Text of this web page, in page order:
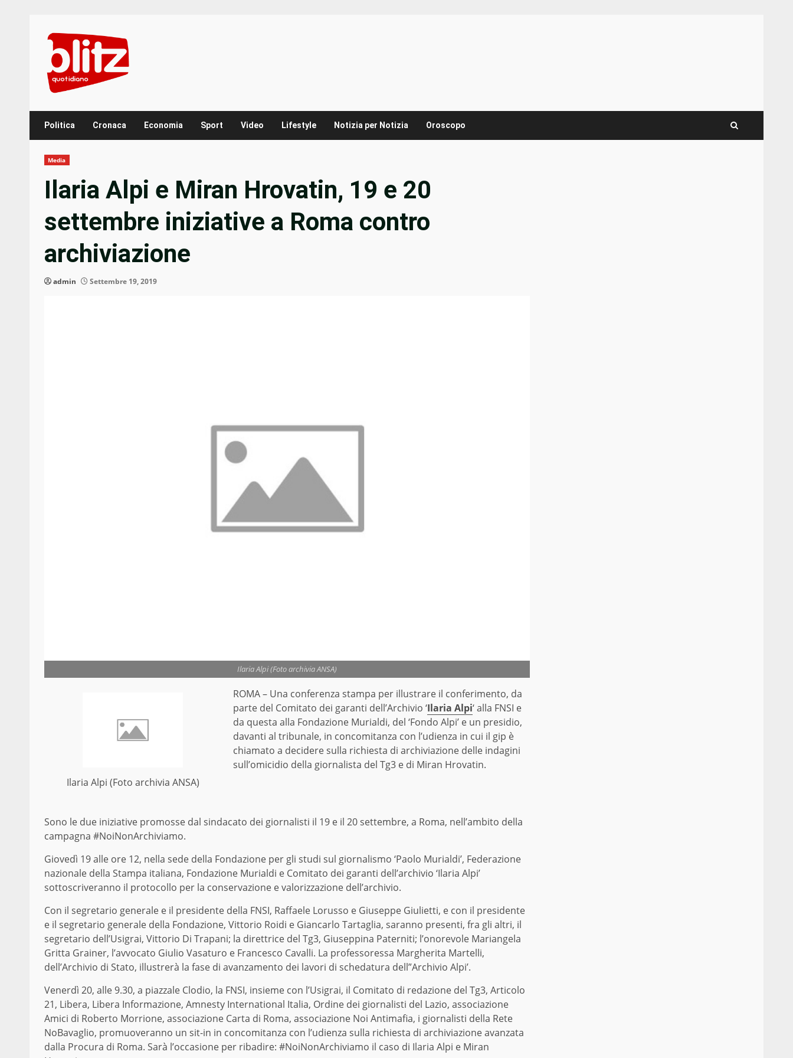
content
Politica Cronaca Economia Sport Video Lifestyle Notizia per Notizia Oroscopo
Media
Ilaria Alpi e Miran Hrovatin, 19 e 20
settembre iniziative a Roma contro
archiviazione
admin Settembre 19, 2019
Ilaria Alpi (Foto archivia ANSA)
Ilaria Alpi (Foto archivia ANSA)
ROMA – Una conferenza stampa per illustrare il conferimento, da
parte del Comitato dei garanti dell’Archivio ‘Ilaria Alpi‘ alla FNSI e
da questa alla Fondazione Murialdi, del ‘Fondo Alpi’ e un presidio,
davanti al tribunale, in concomitanza con l’udienza in cui il gip è
chiamato a decidere sulla richiesta di archiviazione delle indagini
sull’omicidio della giornalista del Tg3 e di Miran Hrovatin.
Sono le due iniziative promosse dal sindacato dei giornalisti il 19 e il 20 settembre, a Roma, nell’ambito della
campagna #NoiNonArchiviamo.
Giovedì 19 alle ore 12, nella sede della Fondazione per gli studi sul giornalismo ‘Paolo Murialdi’, Federazione
nazionale della Stampa italiana, Fondazione Murialdi e Comitato dei garanti dell’archivio ‘Ilaria Alpi’
sottoscriveranno il protocollo per la conservazione e valorizzazione dell’archivio.
Con il segretario generale e il presidente della FNSI, Raffaele Lorusso e Giuseppe Giulietti, e con il presidente
e il segretario generale della Fondazione, Vittorio Roidi e Giancarlo Tartaglia, saranno presenti, fra gli altri, il
segretario dell’Usigrai, Vittorio Di Trapani; la direttrice del Tg3, Giuseppina Paterniti; l’onorevole Mariangela
Gritta Grainer, l’avvocato Giulio Vasaturo e Francesco Cavalli. La professoressa Margherita Martelli,
dell’Archivio di Stato, illustrerà la fase di avanzamento dei lavori di schedatura dell”Archivio Alpi’.
Venerdì 20, alle 9.30, a piazzale Clodio, la FNSI, insieme con l’Usigrai, il Comitato di redazione del Tg3, Articolo
21, Libera, Libera Informazione, Amnesty International Italia, Ordine dei giornalisti del Lazio, associazione
Amici di Roberto Morrione, associazione Carta di Roma, associazione Noi Antimafia, i giornalisti della Rete
NoBavaglio, promuoveranno un sit-in in concomitanza con l’udienza sulla richiesta di archiviazione avanzata
dalla Procura di Roma. Sarà l’occasione per ribadire: #NoiNonArchiviamo il caso di Ilaria Alpi e Miran